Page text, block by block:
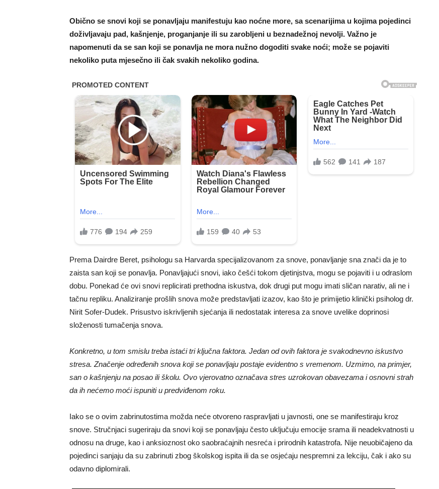
Obično se snovi koji se ponavljaju manifestuju kao noćne more, sa scenarijima u kojima pojedinci
doživljavaju pad, kašnjenje, proganjanje ili su zarobljeni u beznadežnoj nevolji. Važno je
napomenuti da se san koji se ponavlja ne mora nužno dogoditi svake noći; može se pojaviti
nekoliko puta mjesečno ili čak svakih nekoliko godina.
Prema Dairdre Beret, psihologu sa Harvarda specijalizovanom za snove, ponavljanje sna znači da je to
zaista san koji se ponavlja. Ponavljajući snovi, iako češći tokom djetinjstva, mogu se pojaviti i u odraslom
dobu. Ponekad će ovi snovi replicirati prethodna iskustva, dok drugi put mogu imati sličan narativ, ali ne i
tačnu repliku. Analiziranje prošlih snova može predstavljati izazov, kao što je primijetio klinički psiholog dr.
Nirit Sofer-Dudek. Prisustvo iskrivljenih sjećanja ili nedostatak interesa za snove uvelike doprinosi
složenosti tumačenja snova.
Konkretno, u tom smislu treba istaći tri ključna faktora. Jedan od ovih faktora je svakodnevno iskustvo
stresa. Značenje određenih snova koji se ponavljaju postaje evidentno s vremenom. Uzmimo, na primjer,
san o kašnjenju na posao ili školu. Ovo vjerovatno označava stres uzrokovan obavezama i osnovni strah
da ih nećemo moći ispuniti u predviđenom roku.
Iako se o ovim zabrinutostima možda neće otvoreno raspravljati u javnosti, one se manifestiraju kroz
snove. Stručnjaci sugeriraju da snovi koji se ponavljaju često uključuju emocije srama ili neadekvatnosti u
odnosu na druge, kao i anksioznost oko saobraćajnih nesreća i prirodnih katastrofa. Nije neuobičajeno da
pojedinci sanjaju da su zabrinuti zbog školskog ispita ili da se osjećaju nespremni za lekciju, čak i ako su
odavno diplomirali.